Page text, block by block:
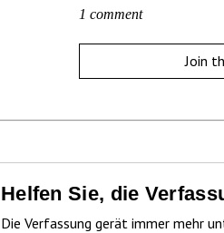
1 comment
Join
Helfen Sie, die
Die Verfassung gerät immer mehr